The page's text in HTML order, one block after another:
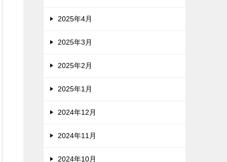
2025年4月
2025年3月
2025年2月
2025年1月
2024年12月
2024年11月
2024年10月